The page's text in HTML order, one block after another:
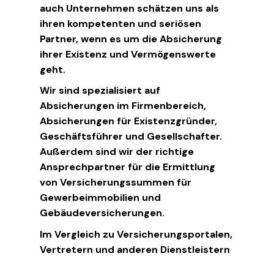
auch Unternehmen schätzen uns als
ihren kompetenten und seriösen
Partner, wenn es um die Absicherung
ihrer Existenz und Vermögenswerte
geht.
Wir sind spezialisiert auf
Absicherungen im Firmenbereich,
Absicherungen für Existenzgründer,
Geschäftsführer und Gesellschafter.
Außerdem sind wir der richtige
Ansprechpartner für die Ermittlung
von Versicherungssummen für
Gewerbeimmobilien und
Gebäudeversicherungen.
Im Vergleich zu Versicherungsportalen,
Vertretern und anderen Dienstleistern